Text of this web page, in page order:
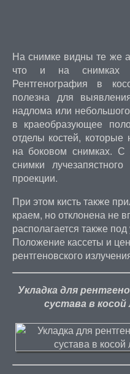
На снимке видны те же
что и на снимках
Рентгенография в
полезна для
надлома или небольшого
в краеобразующее
отделы костей,
на боковом снимках. С
снимки
проекции.
При этом кисть также
краем, но отклонена не
располагается также под
Положение кассеты и
рентгеновского
Укладка для
сустава в